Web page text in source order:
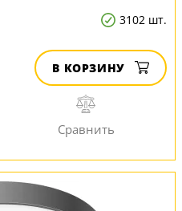
3102 шт.
В КОРЗИНУ